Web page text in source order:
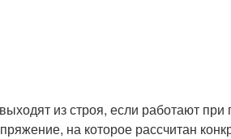
из строя, если работают
на которое рассчитан